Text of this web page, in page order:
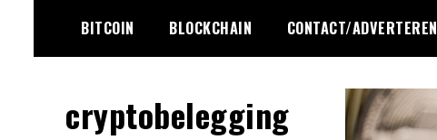
de
BITCOIN BLOCKCHAIN CONTACT/ADVERTEREN
cryptobelegging